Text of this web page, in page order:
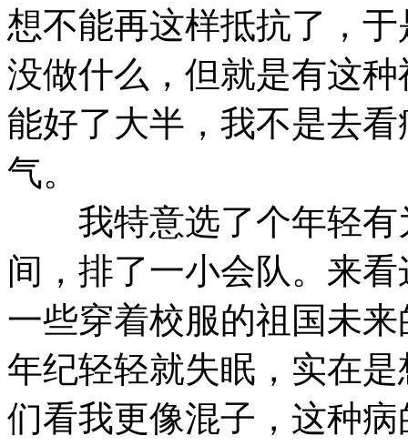
想不能再这样抵抗了，
没做什么，但就是有这
能好了大半，我不是去
气。
我特意选了个年轻有
间，排了一小会队。来
一些穿着校服的祖国未
年纪轻轻就失眠，实在
们看我更像混子，这种